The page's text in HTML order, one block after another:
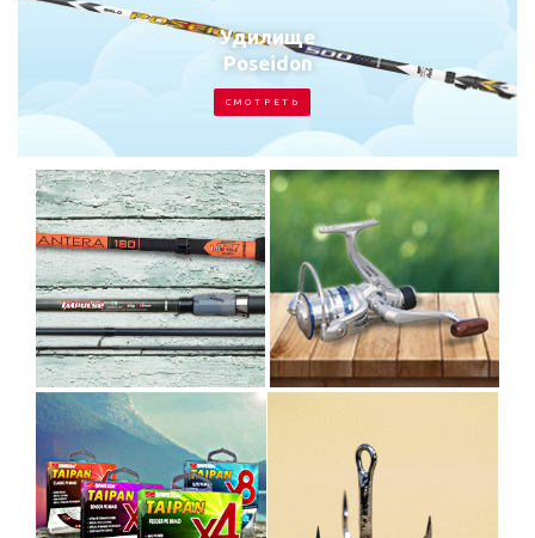
Удилище
Poseidon
С М О Т Р Е Т Ь